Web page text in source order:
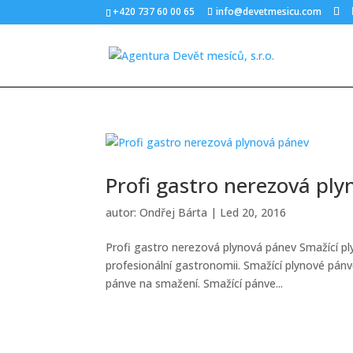
+420 737 60 00 65 info@devetmesicu.com
Profi gastro nerezová
autor:Ondřej Bárta | Led 20, 2016
Profi gastro nerezová plynová pánev Smažící
profesionální gastronomii. Smažící plynové
pánve na smažení. Smažící pánve...